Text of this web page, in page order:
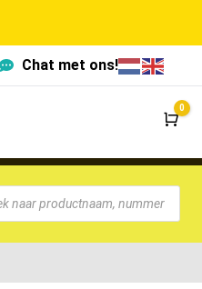
Chat met ons!
0